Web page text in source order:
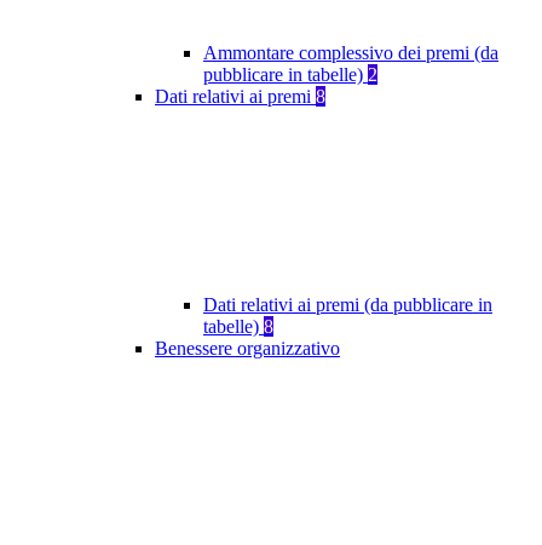
Ammontare complessivo dei premi (da
pubblicare in tabelle) 2
Dati relativi ai premi 8
Dati relativi ai premi (da pubblicare in
tabelle) 8
Benessere organizzativo